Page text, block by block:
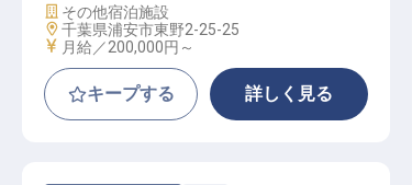
施設業態
その他宿泊施設
勤務地
千葉県浦安市東野2-25-25
給与
月給／200,000円～
キープする 詳しく見る